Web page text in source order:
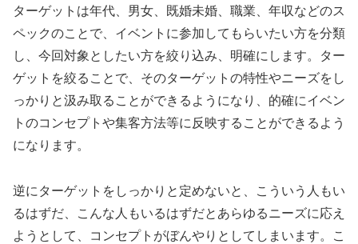
ターゲットは年代、男女、既婚未婚、職業、年収などのス
ペックのことで、イベントに参加してもらいたい方を分類
し、今回対象としたい方を絞り込み、明確にします。ター
ゲットを絞ることで、そのターゲットの特性やニーズをし
っかりと汲み取ることができるようになり、的確にイベン
トのコンセプトや集客方法等に反映することができるよう
になります。
逆にターゲットをしっかりと定めないと、こういう人もい
るはずだ、こんな人もいるはずだとあらゆるニーズに応え
ようとして、コンセプトがぼんやりとしてしまいます。こ